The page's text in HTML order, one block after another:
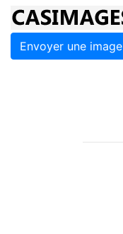
Envoyer une image